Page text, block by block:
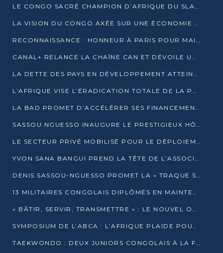
LE CONGO SACRÉ CHAMPION D’AFRIQUE DU SLAM 2025
LA VISION DU CONGO AXÉE SUR UNE ÉCONOMIE BAS CARBONE AU RENDEZ-VOUS DE MONACO 2025
RECONNAISSANCE : HONNEUR À PARIS POUR MAIXENT RAOUL OMINGA
CANAL+ RELANCE LA CHAÎNE CAN ET DÉVOILE UNE OFFRE EXCEPTIONNELLE POUR DÉCEMBRE
LA DETTE DES PAYS EN DÉVELOPPEMENT ATTEINT UN SOMMET HISTORIQUE ENTRE 2022 ET 2024
L’AFRIQUE VISE L’ÉRADICATION TOTALE DE LA POLIOMYÉLITE D’ICI 2026
LA BAD PROMET D’ACCÉLÉRER SES FINANCEMENTS AVEC LE MINISTÈRE DE L’ASSAINISSEMENT
SASSOU NGUESSO INAUGURE LE PRESTIGIEUX HÔTEL KEMPINSKI BRAZZAVILLE
LE SECTEUR PRIVÉ MOBILISÉ POUR LE DÉPLOIEMENT DE 19 MINI-CENTRALES SOLAIRES
YVON SANA BANGUI PREND LA TÊTE DE L’ASSOCIATION DES BANQUES CENTRALES AFRICAINES
DENIS SASSOU-NGUESSO PROMET LA « TRAQUE SANS RELÂCHE » DU GRAND BANDITISME
13 MILITAIRES CONGOLAIS DIPLÔMÉS EN MAINTENANCE INDUSTRIELLE APRÈS TROIS ANS DE FORMATION À L’UNIVERSITÉ MARIEN-NGOUABI
« BÂTIR, SERVIR, TRANSMETTRE » : LE NOUVEL OUVRAGE QUI INTERPELLE LES COLLECTIVITÉS
SYMPOSIUM DE L’ABCA : L’AFRIQUE PLAIDE POUR UN FINANCEMENT CLIMATIQUE ÉQUITABLE
TAEKWONDO : DEUX JUNIORS CONGOLAIS À LA FINALE D’OPEN SYRIES 2025 À ABIDJAN